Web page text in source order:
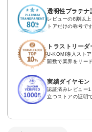
透明性プラチナ
レビューの8割以
トアだけの称号です
トラストリーダ
U-KOMI導入スト
開数で業界をリー
実績ダイヤモン
認証済みレビュー
立つストアの証明で